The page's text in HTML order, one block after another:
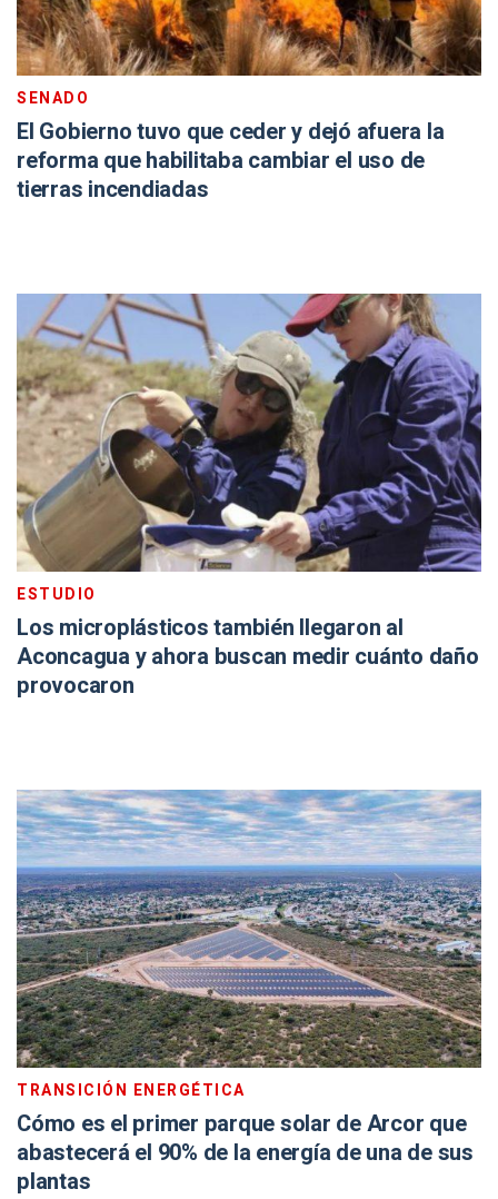
SENADO
El Gobierno tuvo que ceder y dejó afuera la
reforma que habilitaba cambiar el uso de
tierras incendiadas
ESTUDIO
Los microplásticos también llegaron al
Aconcagua y ahora buscan medir cuánto daño
provocaron
TRANSICIÓN ENERGÉTICA
Cómo es el primer parque solar de Arcor que
abastecerá el 90% de la energía de una de sus
plantas